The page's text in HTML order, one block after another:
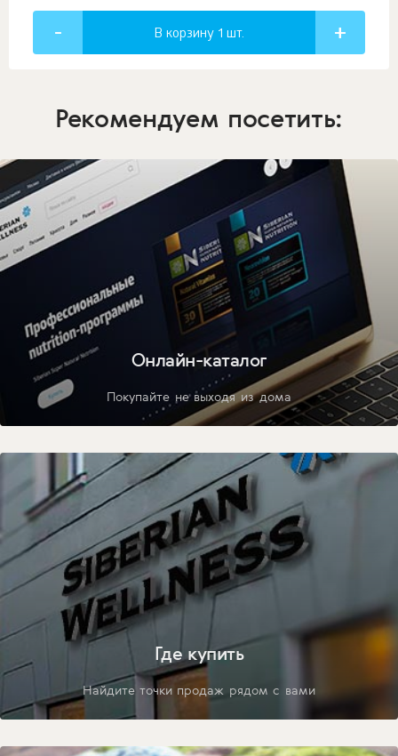
В корзину 1 шт.
Рекомендуем посетить:
Онлайн-каталог
Покупайте не выходя из дома
Где купить
Найдите точки продаж рядом с вами